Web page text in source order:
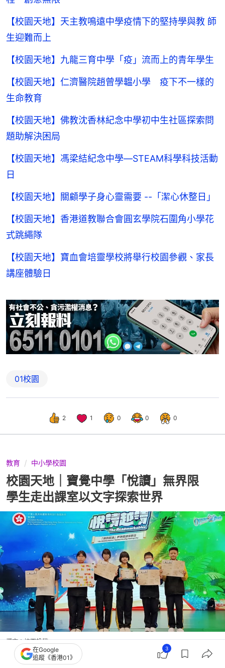
【校園天地】天主教鳴遠中學疫情下的堅持學與教 師
生迎難而上
【校園天地】九龍三育中學「疫」流而上的青年學生
【校園天地】仁濟醫院趙曾學韞小學 疫下不一樣的
生命教育
【校園天地】佛教沈香林紀念中學初中生社區探索問
題助解決困局
【校園天地】馮梁結紀念中學—STEAM科學科技活動
日
【校園天地】關顧學子身心靈需要 --「潔心休整日」
【校園天地】香港道教聯合會圓玄學院石圍角小學花
式跳繩隊
【校園天地】寶血會培靈學校將舉行校園參觀、家長
講座體驗日
01校園
2 1 0 0 0
教育 中小學校園
校園天地｜寶覺中學「悅讀」無界限
學生走出課室以文字探索世界
撰文：校園投稿
出版：2026-06-24 07:00
在Google
追蹤《香港01》
3